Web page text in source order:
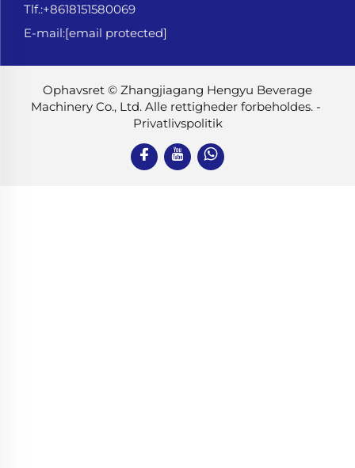
Tlf.:+8618151580069
E-mail:[email protected]
Ophavsret © Zhangjiagang Hengyu Beverage
Machinery Co., Ltd. Alle rettigheder forbeholdes. -
Privatlivspolitik